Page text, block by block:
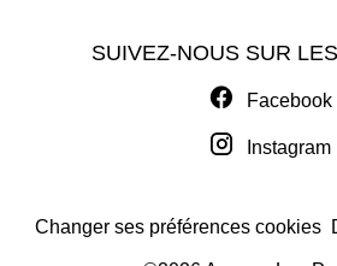
SUIVEZ-NOUS SUR
Facebook
Instagram
Changer ses préférences cookies